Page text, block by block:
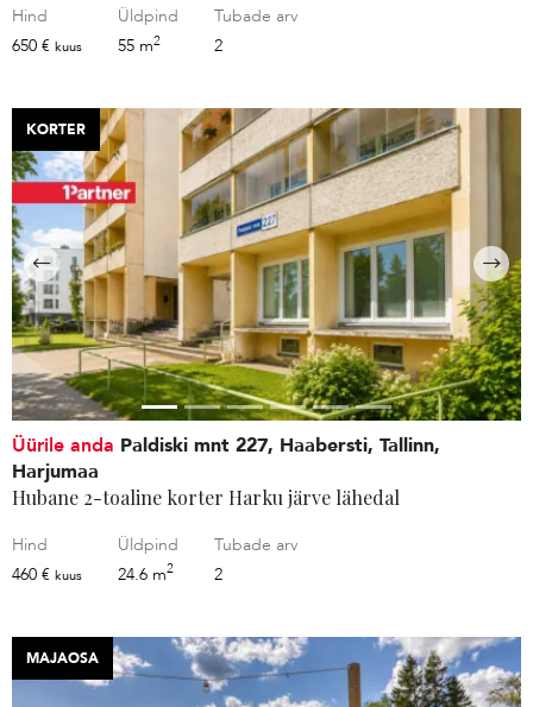
Hind
650 € kuus
Üldpind
55 m2
Tubade arv
2
KORTER
Üürile anda Paldiski mnt 227, Haabersti, Tallinn,
Harjumaa
Hubane 2-toaline korter Harku järve lähedal
Hind
460 € kuus
Üldpind
24.6 m2
Tubade arv
2
MAJAOSA